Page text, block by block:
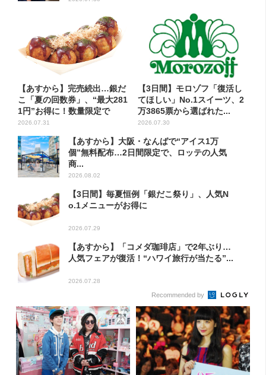
【あすから】完売続出…銀だ
こ「夏の回数券」、“最大281
1円”お得に！数量限定で
2026.07.31
【3日間】モロゾフ「復活し
てほしい」No.1スイーツ、2
万3865票から選ばれた...
2026.07.30
【あすから】大阪・なんばで“アイス1万
個”無料配布…2日間限定で、ロッテの人気
商...
2026.08.02
【3日間】毎夏恒例「銀だこ祭り」、人気N
o.1メニューがお得に
2026.07.29
【あすから】「コメダ珈琲店」で2年ぶり…
人気フェアが復活！“ハワイ旅行が当たる”...
2026.07.28
Recommended by